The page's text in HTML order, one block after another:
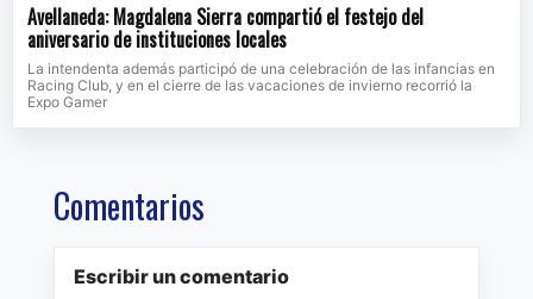
Avellaneda: Magdalena Sierra compartió el festejo del
aniversario de instituciones locales
La intendenta además participó de una celebración de las infancias en
Racing Club, y en el cierre de las vacaciones de invierno recorrió la
Expo Gamer
Comentarios
Escribir un comentario